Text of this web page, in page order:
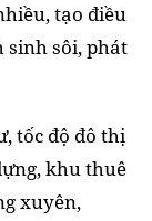
tạo điều
sôi, phát
tốc độ đô thị
khu thuê
xuyên,